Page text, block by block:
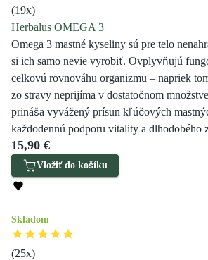
(19x)
Herbalus OMEGA 3
Omega 3 mastné kyseliny sú pre telo
si ich samo nevie vyrobiť. Ovplyvňujú
celkovú rovnováhu organizmu – napriek
zo stravy neprijíma v dostatočnom
prináša vyvážený prísun kľúčových
každodennú podporu vitality a dlhodobého
15,90 €
Vložiť do košíku
Skladom
(25x)